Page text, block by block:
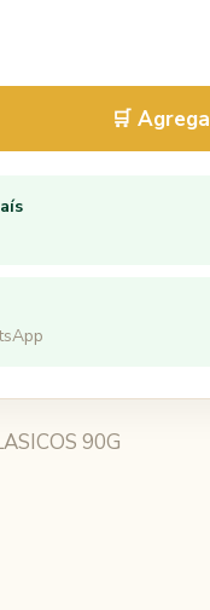
🛒
90G